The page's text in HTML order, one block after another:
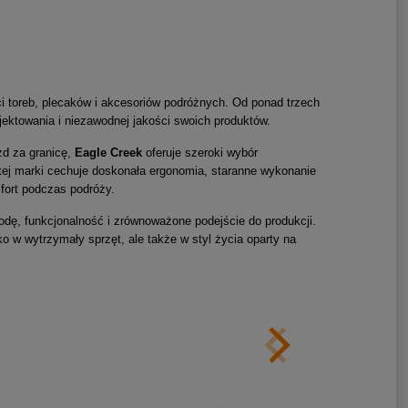
plecaków i akcesoriów podróżnych. Od ponad trzech
i niezawodnej jakości swoich produktów.
za granicę, Eagle Creekoferuje szeroki wybór
marki cechuje doskonała ergonomia, staranne wykonanie
podczas podróży.
funkcjonalność i zrównoważone podejście do produkcji.
w wytrzymały sprzęt, ale także w styl życia oparty na